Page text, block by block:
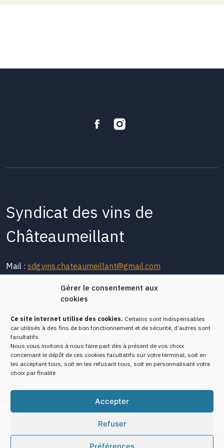
Gérer le consentement aux
cookies
Ce site internet utilise des cookies. Certains sont indispensables
car utilisés à des fins de bon fonctionnement et de sécurité; d’autres sont
facultatifs.
Nous vous invitons à nous faire part dès à présent de vos choix
concernant le dépôt de ces cookies facultatifs sur votre terminal, soit en
les acceptant tous, soit en les refusant tous, soit en personnalisant votre
choix par finalité
Accepter
Refuser
Préférences
Syndicat des vins de
Châteaumeillant
Mail : sdg.vins.chateaumeillant@gmail.com
Les vins de
Châteaumeillant
Le vignoble de
Visiter le vignoble de
Châteaumeillant
Formulaire de contact
Politique de protection des
données